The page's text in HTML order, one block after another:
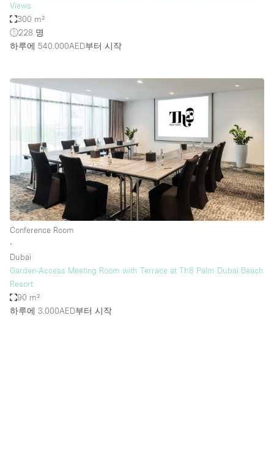
Views
300 m²
228 명
하루에 540.000AED부터 시작
Conference Room
∙
Dubai
Garden-Access Meeting Room with Terrace at Th8 Palm Dubai Beach
Resort
90 m²
하루에 3.000AED부터 시작